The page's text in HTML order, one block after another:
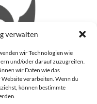
verwalten
wir Technologien wie
und/oder darauf zuzugreifen.
wir Daten wie das
verarbeiten. Wenn du
können bestimmte